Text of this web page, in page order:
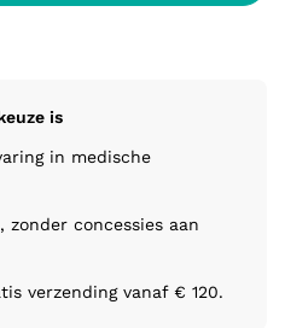
is
in medische
concessies aan
verzending vanaf € 120.